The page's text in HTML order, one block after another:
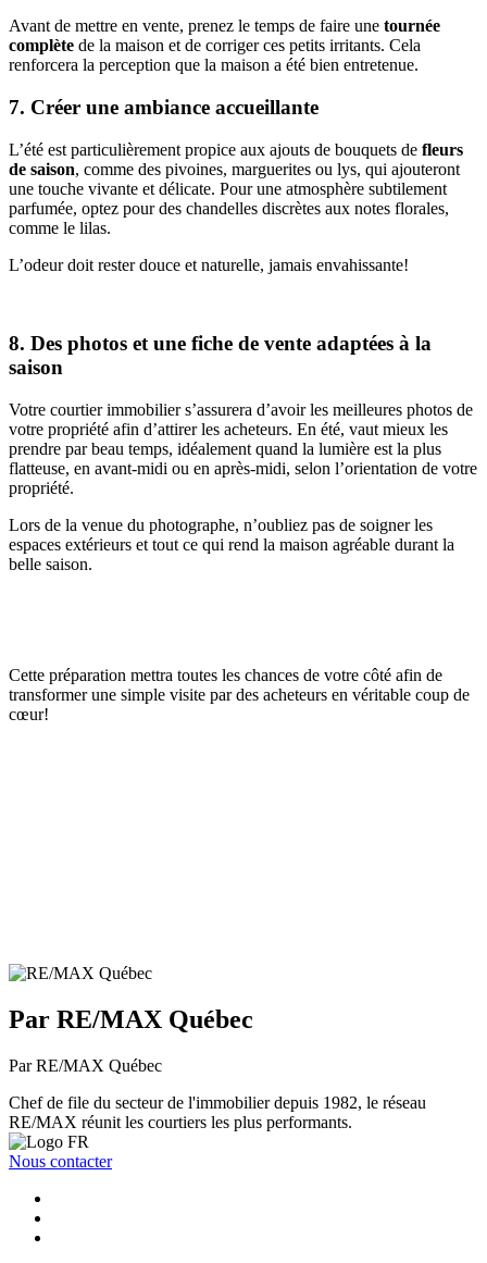
Avant de mettre en vente, prenez le temps de faire une tournée
complète de la maison et de corriger ces petits irritants. Cela
renforcera la perception que la maison a été bien entretenue.
7. Créer une ambiance accueillante
L’été est particulièrement propice aux ajouts de bouquets de fleurs
de saison, comme des pivoines, marguerites ou lys, qui ajouteront
une touche vivante et délicate. Pour une atmosphère subtilement
parfumée, optez pour des chandelles discrètes aux notes florales,
comme le lilas.
L’odeur doit rester douce et naturelle, jamais envahissante!
8. Des photos et une fiche de vente adaptées à la
saison
Votre courtier immobilier s’assurera d’avoir les meilleures photos de
votre propriété afin d’attirer les acheteurs. En été, vaut mieux les
prendre par beau temps, idéalement quand la lumière est la plus
flatteuse, en avant-midi ou en après-midi, selon l’orientation de votre
propriété.
Lors de la venue du photographe, n’oubliez pas de soigner les
espaces extérieurs et tout ce qui rend la maison agréable durant la
belle saison.
Cette préparation mettra toutes les chances de votre côté afin de
transformer une simple visite par des acheteurs en véritable coup de
cœur!
Par RE/MAX Québec
Par RE/MAX Québec
Chef de file du secteur de l'immobilier depuis 1982, le réseau
RE/MAX réunit les courtiers les plus performants.
Nous contacter